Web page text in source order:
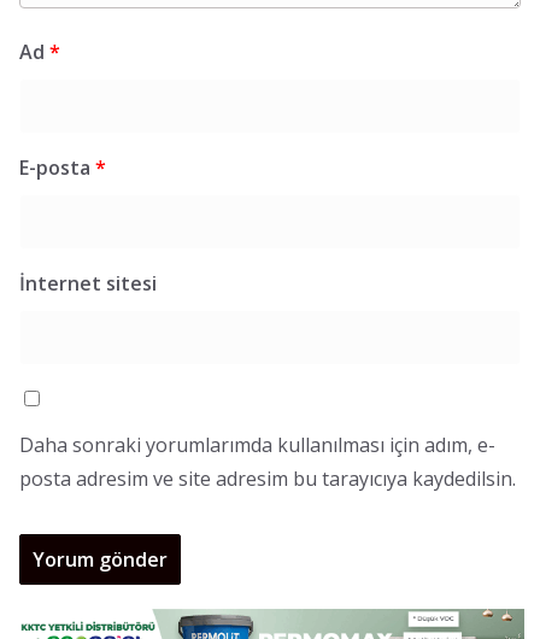
Ad *
E-posta *
İnternet sitesi
Daha sonraki yorumlarımda kullanılması için adım, e-
posta adresim ve site adresim bu tarayıcıya kaydedilsin.